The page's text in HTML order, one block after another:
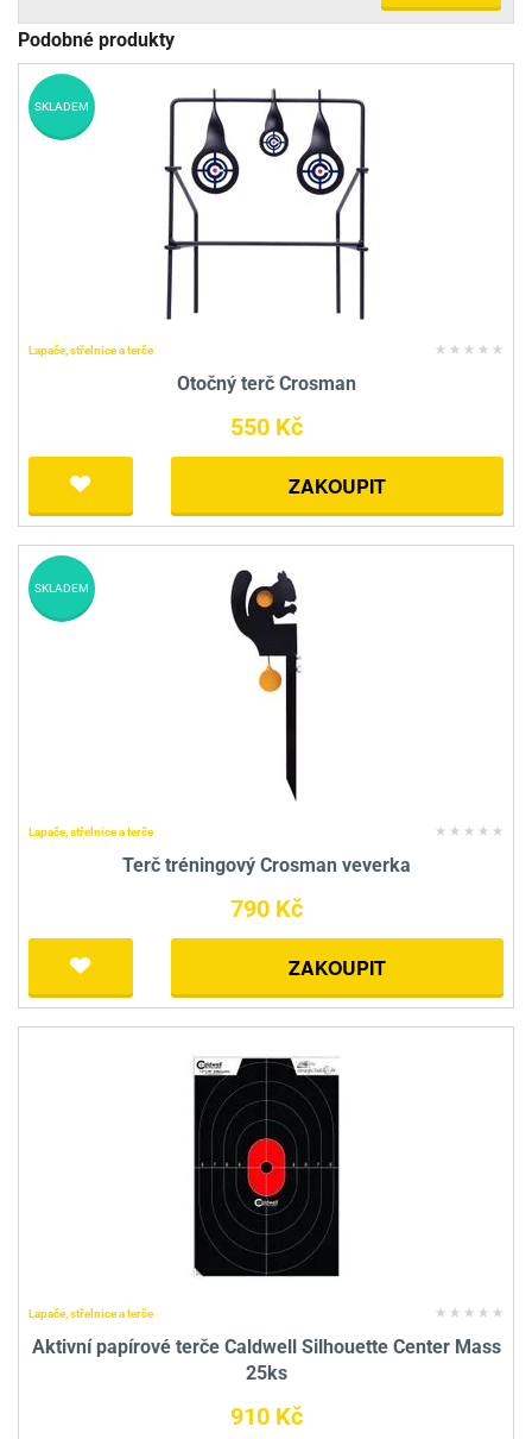
Podobné produkty
Lapače, střelnice a terče
Otočný terč Crosman
550 Kč
ZAKOUPIT
SKLADEM
Lapače, střelnice a terče
Terč tréningový Crosman veverka
790 Kč
ZAKOUPIT
SKLADEM
Lapače, střelnice a terče
Aktivní papírové terče Caldwell Silhouette Center Mass
25ks
910 Kč